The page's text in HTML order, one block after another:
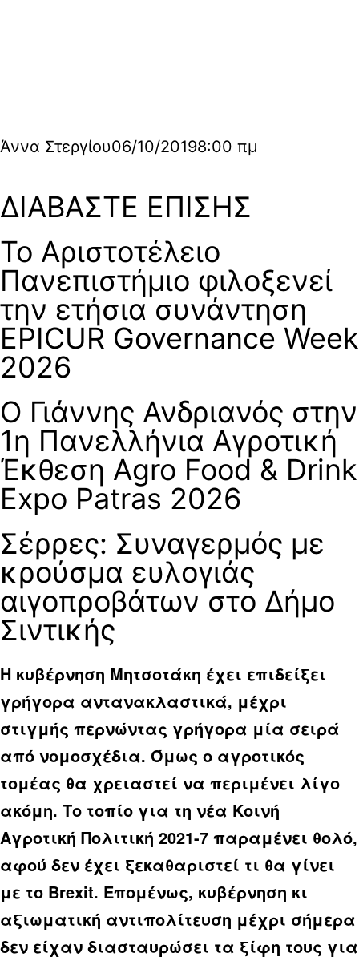
Άννα Στεργίου06/10/20198:00 πμ
ΔΙΑΒΑΣΤΕ ΕΠΙΣΗΣ
Το Αριστοτέλειο
Πανεπιστήμιο φιλοξενεί
την ετήσια συνάντηση
EPICUR Governance Week
2026
Ο Γιάννης Ανδριανός στην
1η Πανελλήνια Αγροτική
Έκθεση Agro Food & Drink
Expo Patras 2026
Σέρρες: Συναγερμός με
κρούσμα ευλογιάς
αιγοπροβάτων στο Δήμο
Σιντικής
Η κυβέρνηση Μητσοτάκη έχει επιδείξει
γρήγορα αντανακλαστικά, μέχρι
στιγμής περνώντας γρήγορα μία σειρά
από νομοσχέδια. Όμως ο αγροτικός
τομέας θα χρειαστεί να περιμένει λίγο
ακόμη. Το τοπίο για τη νέα Κοινή
Αγροτική Πολιτική 2021-7 παραμένει θολό,
αφού δεν έχει ξεκαθαριστεί τι θα γίνει
με το Brexit. Επομένως, κυβέρνηση κι
αξιωματική αντιπολίτευση μέχρι σήμερα
δεν είχαν διασταυρώσει τα ξίφη τους για